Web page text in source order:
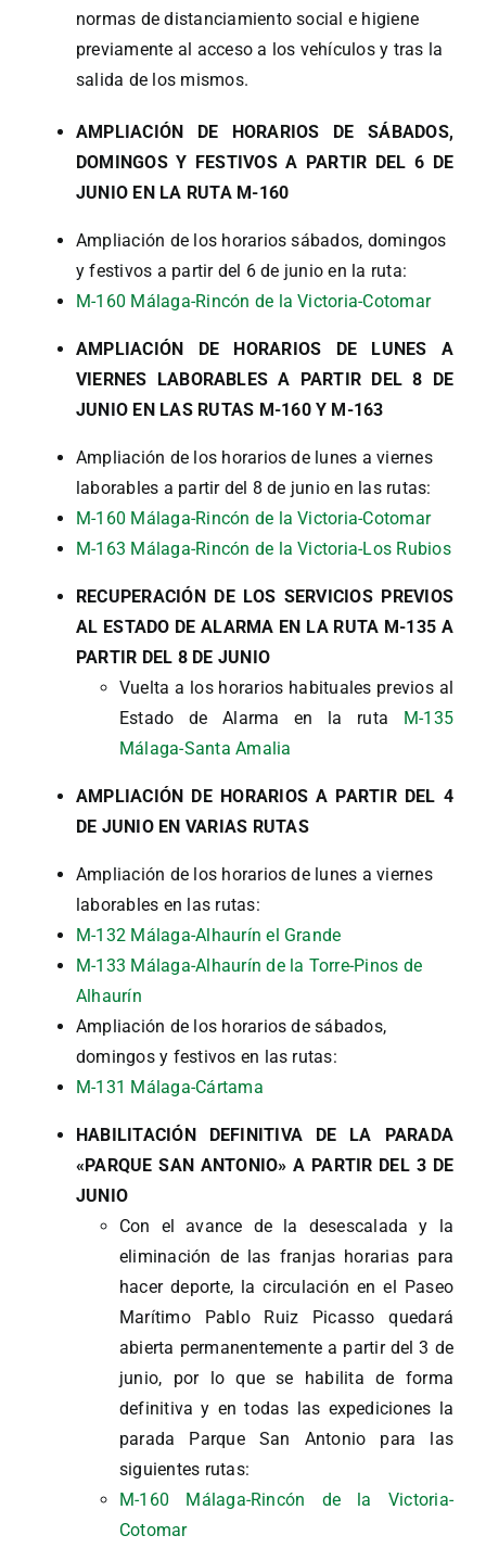
normas de distanciamiento social e higiene
previamente al acceso a los vehículos y tras la
salida de los mismos.
AMPLIACIÓN DE HORARIOS DE SÁBADOS,
DOMINGOS Y FESTIVOS A PARTIR DEL 6 DE
JUNIO EN LA RUTA M-160
Ampliación de los horarios sábados, domingos
y festivos a partir del 6 de junio en la ruta:
M-160 Málaga-Rincón de la Victoria-Cotomar
AMPLIACIÓN DE HORARIOS DE LUNES A
VIERNES LABORABLES A PARTIR DEL 8 DE
JUNIO EN LAS RUTAS M-160 Y M-163
Ampliación de los horarios de lunes a viernes
laborables a partir del 8 de junio en las rutas:
M-160 Málaga-Rincón de la Victoria-Cotomar
M-163 Málaga-Rincón de la Victoria-Los Rubios
RECUPERACIÓN DE LOS SERVICIOS PREVIOS
AL ESTADO DE ALARMA EN LA RUTA M-135 A
PARTIR DEL 8 DE JUNIO
Vuelta a los horarios habituales previos al
Estado de Alarma en la ruta M-135
Málaga-Santa Amalia
AMPLIACIÓN DE HORARIOS A PARTIR DEL 4
DE JUNIO EN VARIAS RUTAS
Ampliación de los horarios de lunes a viernes
laborables en las rutas:
M-132 Málaga-Alhaurín el Grande
M-133 Málaga-Alhaurín de la Torre-Pinos de
Alhaurín
Ampliación de los horarios de sábados,
domingos y festivos en las rutas:
M-131 Málaga-Cártama
HABILITACIÓN DEFINITIVA DE LA PARADA
«PARQUE SAN ANTONIO» A PARTIR DEL 3 DE
JUNIO
Con el avance de la desescalada y la
eliminación de las franjas horarias para
hacer deporte, la circulación en el Paseo
Marítimo Pablo Ruiz Picasso quedará
abierta permanentemente a partir del 3 de
junio, por lo que se habilita de forma
definitiva y en todas las expediciones la
parada Parque San Antonio para las
siguientes rutas:
M-160 Málaga-Rincón de la Victoria-
Cotomar